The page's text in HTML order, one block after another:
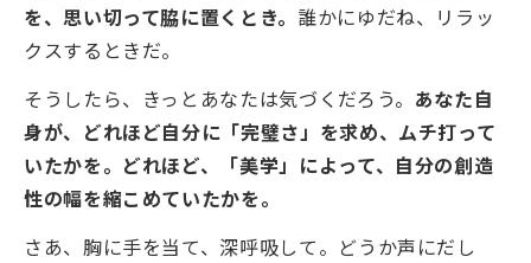
を、思い切って脇に置くとき。 誰かにゆだね、リラッ
クスするときだ。
そうしたら、きっとあなたは気づくだろう。 あなた自
身が、どれほど自分に「完璧さ」を求め、ムチ打って
いたかを。どれほど、「美学」によって、自分の創造
性の幅を縮こめていたかを。
さあ、胸に手を当て、深呼吸して。どうか声にだし